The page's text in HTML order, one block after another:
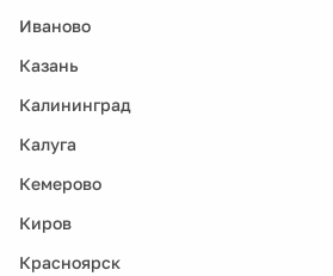
Иваново
Казань
Калининград
Калуга
Кемерово
Киров
Красноярск